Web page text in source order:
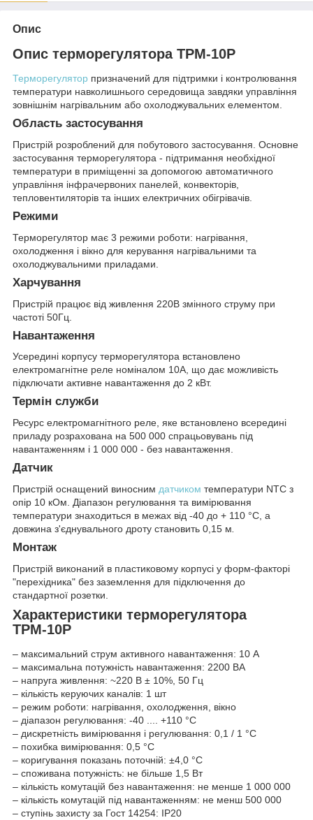
Опис
Опис терморегулятора ТРМ-10Р
Терморегулятор призначений для підтримки і контролювання
температури навколишнього середовища завдяки управління
зовнішнім нагрівальним або охолоджувальних елементом.
Область застосування
Пристрій розроблений для побутового застосування. Основне
застосування терморегулятора - підтримання необхідної
температури в приміщенні за допомогою автоматичного
управління інфрачервоних панелей, конвекторів,
тепловентиляторів та інших електричних обігрівачів.
Режими
Терморегулятор має 3 режими роботи: нагрівання,
охолодження і вікно для керування нагрівальними та
охолоджувальними приладами.
Харчування
Пристрій працює від живлення 220В змінного струму при
частоті 50Гц.
Навантаження
Усередині корпусу терморегулятора встановлено
електромагнітне реле номіналом 10А, що дає можливість
підключати активне навантаження до 2 кВт.
Термін служби
Ресурс електромагнітного реле, яке встановлено всередині
приладу розрахована на 500 000 спрацьовувань під
навантаженням і 1 000 000 - без навантаження.
Датчик
Пристрій оснащений виносним датчиком температури NTC з
опір 10 кОм. Діапазон регулювання та вимірювання
температури знаходиться в межах від -40 до + 110 °C, а
довжина з'єднувального дроту становить 0,15 м
Монтаж
Пристрій виконаний в пластиковому корпусі у форм-факторі
"перехідника" без заземлення для підключення до
стандартної розетки.
Характеристики терморегулятора
ТРМ-10Р
– максимальний струм активного навантаження: 10 А
– максимальна потужність навантаження: 2200 ВА
– напруга живлення: ~220 В ± 10%, 50 Гц
– кількість керуючих каналів: 1 шт
– режим роботи: нагрівання, охолодження, вікно
– діапазон регулювання: -40 .... +110 °C
– дискретність вимірювання і регулювання: 0,1 / 1 °C
– похибка вимірювання: 0,5 °C
– коригування показань поточній: ±4,0 °C
– споживана потужність: не більше 1,5 Вт
– кількість комутацій без навантаження: не менше 1 000 000
– кількість комутацій під навантаженням: не менш 500 000
– ступінь захисту за Гост 14254: IP20